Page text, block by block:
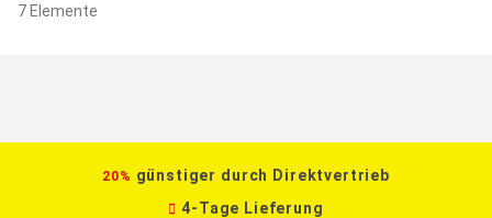
7 Elemente
20% günstiger durch Direktvertrieb
4-Tage Lieferung